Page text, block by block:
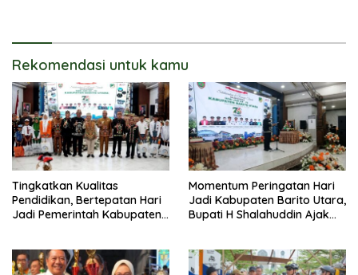
Rekomendasi untuk kamu
Tingkatkan Kualitas
Pendidikan, Bertepatan Hari
Jadi Pemerintah Kabupaten
Momentum Peringatan Hari
Jadi Kabupaten Barito Utara,
Bupati H Shalahuddin Ajak
Daerah